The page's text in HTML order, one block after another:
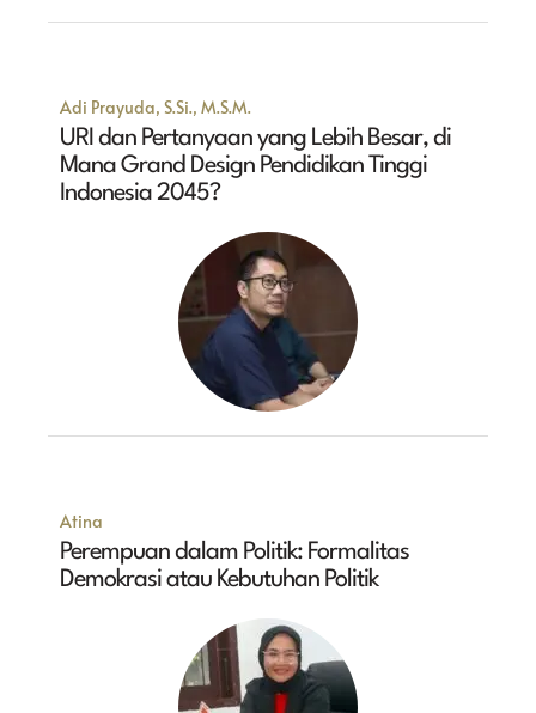
Adi Prayuda, S.Si., M.S.M.
URI dan Pertanyaan yang Lebih Besar, di
Mana Grand Design Pendidikan Tinggi
Indonesia 2045?
Atina
Perempuan dalam Politik: Formalitas
Demokrasi atau Kebutuhan Politik